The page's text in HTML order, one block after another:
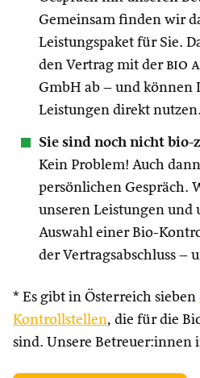
Gemeinsam finden wir
Leistungspaket für Sie.
den Vertrag mit der bio
GmbH ab – und können
Leistungen direkt nutzen.
Sie sind noch nicht
Kein Problem! Auch
persönlichen Gespräch.
unseren Leistungen und
Auswahl einer Bio-
der Vertragsabschluss –
* Es gibt in Österreich sieben
Kontrollstellen, die für die
sind. Unsere Betreuer:innen